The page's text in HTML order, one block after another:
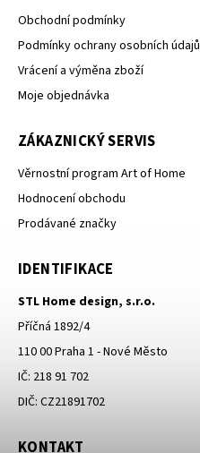
Obchodní podmínky
Podmínky ochrany osobních údajů
Vrácení a výměna zboží
Moje objednávka
ZÁKAZNICKÝ SERVIS
Věrnostní program Art of Home
Hodnocení obchodu
Prodávané značky
IDENTIFIKACE
STL Home design, s.r.o.
Příčná 1892/4
110 00 Praha 1 - Nové Město
IČ: 218 91 702
DIČ: CZ21891702
KONTAKT